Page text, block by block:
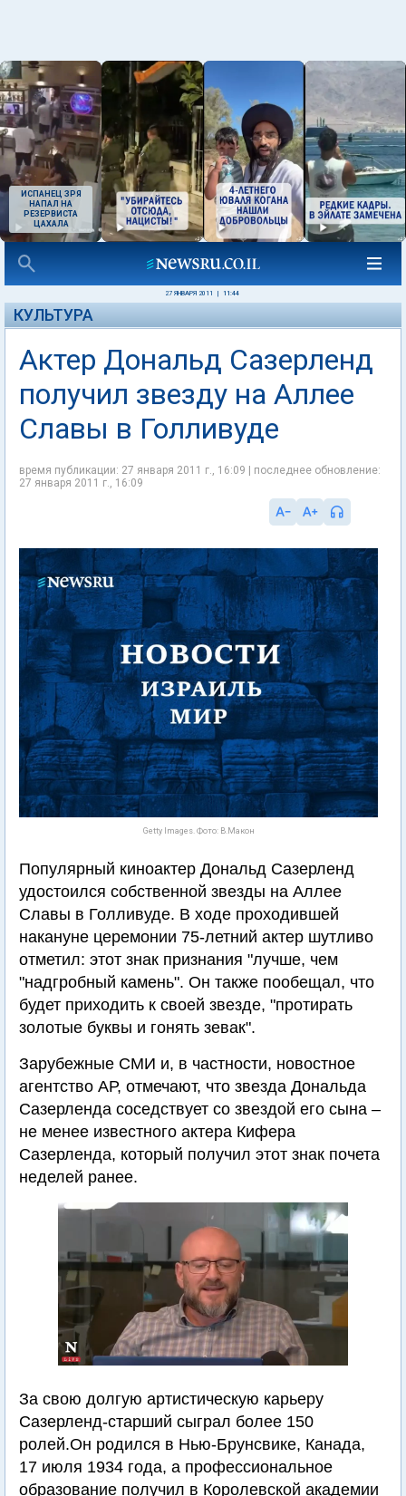
ИСПАНЕЦ ЗРЯ
НАПАЛ НА
РЕЗЕРВИСТА
ЦАХАЛА
27 ЯНВАРЯ 2011 11:44
КУЛЬТУРА
Актер Дональд Сазерленд
получил звезду на Аллее
Славы в Голливуде
время публикации: 27 января 2011 г., 16:09 | последнее обновление:
27 января 2011 г., 16:09
Getty Images. Фото: В.Макон
Популярный киноактер Дональд Сазерленд
удостоился собственной звезды на Аллее
Славы в Голливуде. В ходе проходившей
накануне церемонии 75-летний актер шутливо
отметил: этот знак признания "лучше, чем
"надгробный камень". Он также пообещал, что
будет приходить к своей звезде, "протирать
золотые буквы и гонять зевак".
Зарубежные СМИ и, в частности, новостное
агентство АР, отмечают, что звезда Дональда
Сазерленда соседствует со звездой его сына –
не менее известного актера Кифера
Сазерленда, который получил этот знак почета
неделей ранее.
За свою долгую артистическую карьеру
Сазерленд-старший сыграл более 150
ролей.Он родился в Нью-Брунсвике, Канада,
17 июля 1934 года, а профессиональное
образование получил в Королевской академии